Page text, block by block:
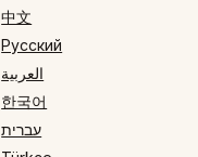
中文
Русский
العربية
한국어
עברית